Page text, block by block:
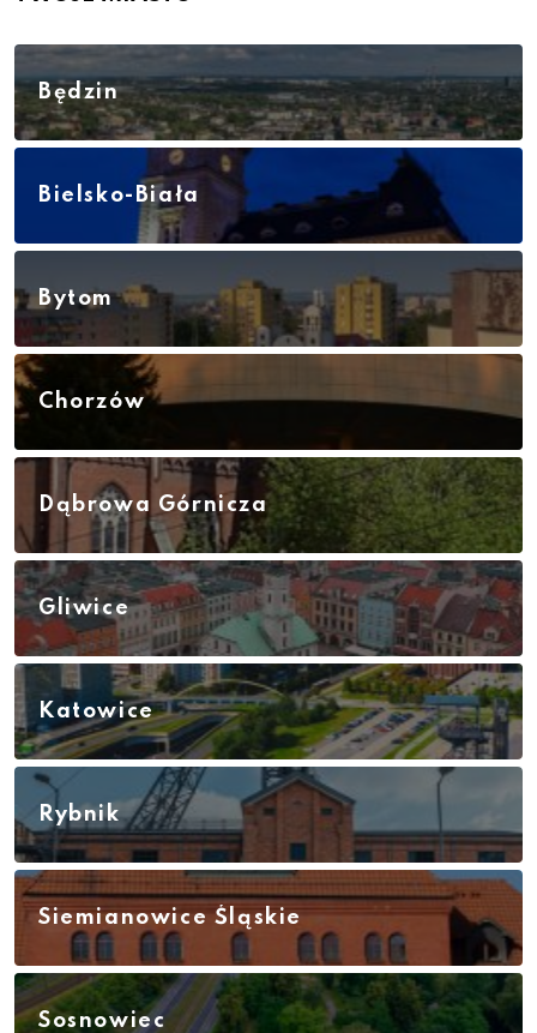
Będzin
Bielsko-Biała
Bytom
Chorzów
Dąbrowa Górnicza
Gliwice
Katowice
Rybnik
Siemianowice Śląskie
Sosnowiec